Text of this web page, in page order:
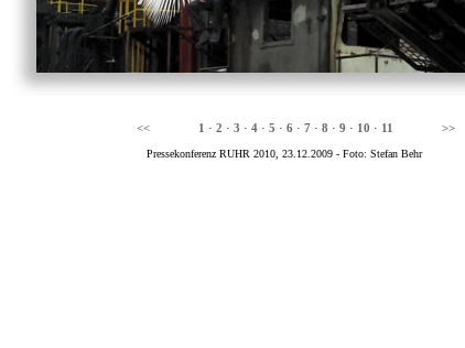
<< 1 · 2 · 3 · 4 · 5 · 6 · 7 · 8 · 9 · 10 · 11 >>
Pressekonferenz RUHR 2010, 23.12.2009 - Foto: Stefan Behr